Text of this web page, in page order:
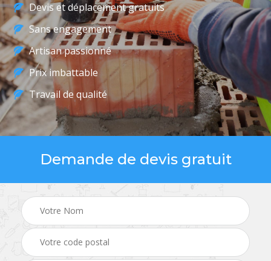
Devis et déplacement gratuits
Sans engagement
Artisan passionné
Prix imbattable
Travail de qualité
Demande de devis gratuit